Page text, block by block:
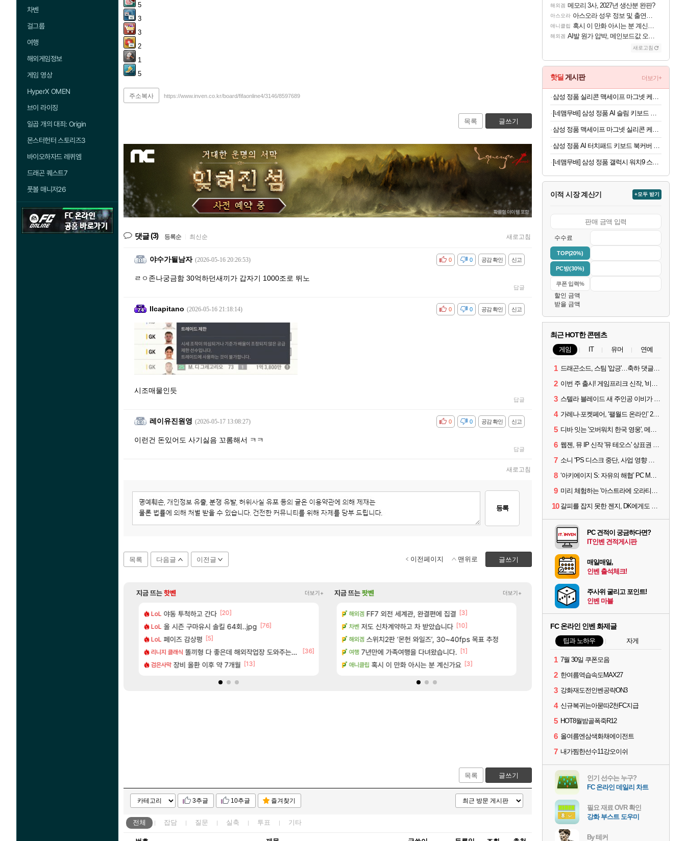
차벤
걸그룹
여행
해외게임정보
게임 영상
HyperX OMEN
브이 라이징
일곱 개의 대죄: Origin
몬스터헌터 스토리즈3
바이오하자드 레퀴엠
드래곤 퀘스트7
풋볼 매니저26
5
3
3
2
1
5
주소복사 https://www.inven.co.kr/board/fifaonline4/3146/8597689
목록 글쓰기
댓글(3) 등록순 최신순 새로고침
야수가될남자 (2026-05-16 20:26:53) 신고
공감 확인
비공감 0
0
ㄹㅇ존나궁금함 30억하던새끼가 갑자기 1000조로 뛰노
답글
Ilcapitano (2026-05-16 21:18:14) 신고
공감 확인
비공감 0
0
시조매물인듯
답글
레이유진원영 (2026-05-17 13:08:27) 신고
공감 확인
비공감 0
0
이런건 돈있어도 사기싫음 꼬롬해서 ㅋㅋ
답글
새로고침
등록
목록 다음글 이전글 글쓰기
이전페이지 맨위로
지금 뜨는핫벤 더보기+
LoL 야동 투척하고 간다 [20]
LoL 올 시즌 구마유시 솔킬 64회..jpg [76]
LoL 페이즈 감상평 [5]
리니지 클래식 똘끼형 다 좋은데 해외작업장 도와주는 짓은 좀 아니지않냐?
[36]
검은사막 장비 올환 이후 약 7개월 [13]
리니지M 방금 일어난일 [14]
메이플 8월 9일 썬데이 메이플 [155]
검은사막 하이퍼 부스트 이후 길 잃은 뉴비분들! [11]
오버워치 D.Mon 애니메이션 영웅 시네마틱 [7]
LoL 페이즈 영애짤 찾았다 [1]
메이플 챌린저#77777 저격했습니다! [106]
보상 공지 나온거 10추 하니 올리자
크로체 따왔습니다 [77]
진짜 귀한 삼색화채 찐1등 떳냐 ㅅㅅㅅ
지금 뜨는팟벤 더보기+
해외겜 메모리 3사, 2027년 생산분 완판?
아스오라 아사쿠라 마이 성우 정보 및 주요 필모
아스오라 아스오라 성우 정보 및 출연작 모음
아스오라 아키츠 아키나 성우 정보 및 주요 필모
비스트 모든 성소 위치 공략 (40개) - 귀환한 영혼 도전과제
해외겜 FF7 외전 세계관, 완결편에 집결 [3]
차벤 저도 신차계약하고 차 받았습니다 [10]
해외겜 스위치2판 ‘몬헌 와일즈’, 30~40fps 목표 추정
여행 7년만에 가족여행을 다녀왔습니다. [1]
애니클립 혹시 이 만화 아시는 분 계신가요 [3]
여행 동해바다 추암해수욕장
국내에도 이쁜곳이 많은것 같습니다
리싱크드 리싱크드 1.06 패치노트 (8/5)
AI발 원가 압박, 메인보드값 오르나
목록 글쓰기
3추글 10추글 즐겨찾기
전체 잡담 질문 실축 투표 기타
해외겜 메모리 3사, 2027년 생산분 완판?
아스오라 아스오라 성우 정보 및 출연작 모음
애니클립 혹시 이 만화 아시는 분 계신가요
해외겜 AI발 원가 압박, 메인보드값 오르나
새로고침
핫딜 게시판 더보기+
[네맴무배] 삼성 정품 갤럭시 워치9 스트랩 미스티 밴드 S/M (워치8+워치8 클래식 호환)
이적 시장 계산기 +모두 받기
수수료
TOP(20%)
PC방(30%)
할인 금액
받을 금액
최근 HOT한 콘텐츠
게임 IT 유머 연예
1 드래곤소드, 스팀 '압긍'…축하 댓글 달고 게임 코드 받자!
2 이번 주 출시! 게임프리크 신작, '비스트 오브 리인카네이션'
3 스텔라 블레이드 새 주인공 이비가 부릅니다, 'Wanna be in LOVE' 뮤비 공개
4 가레나·포켓페어, ‘팰월드 온라인’ 2026년 출시 예고
5 디바 잇는 '오버워치 한국 영웅', 메카 파일럿 디몬 나온다
6 웹젠, 뮤 IP 신작 '뮤 테오스' 상표권 출원
7 소니 “PS 디스크 중단, 사업 영향 없다”
8 ‘아키에이지 S: 자유의 해협’ PC MMORPG로 개발한다
9 미리 체험하는 '아스트라에 오라티오'...NC, 8/19부터 CBT 참가자 모집
10 갈피를 잡지 못한 젠지, DK에게도 0:2 패배
PC 견적이 궁금하다면?
IT인벤 견적게시판
매일매일,
인벤 출석체크!
주사위 굴리고 포인트!
인벤 마블
FC 온라인 인벤 화제글
팁과 노하우 자게
1 7월 30일 쿠폰모음
2 한여름역습속도MAX27
3 강화재도전인벤공략ON3
4 신규복귀는아묻따2천FC지급
5 HOT8월밤골폭죽R12
6 올여름엔삼색화채에이전트
7 내가찜한선수11강오이쉬
인기 선수는 누구?
FC 온라인 데일리 차트
필요 재료 OVR 확인
강화 부스트 도우미
By 테커